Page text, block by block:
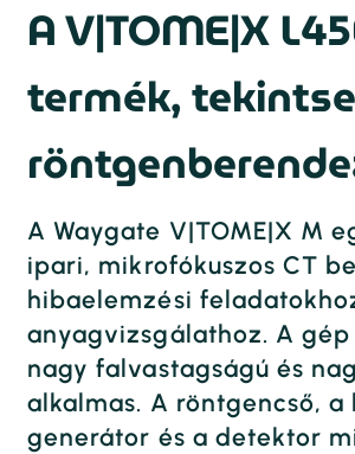
A V|TOME|X
termék,
A Waygate V|TOME|X M
ipari, mikrofókuszos CT
hibaelemzési
anyagvizsgálathoz. A
nagy falvastagságú és
alkalmas. A röntgencső,
generátor és a detektor